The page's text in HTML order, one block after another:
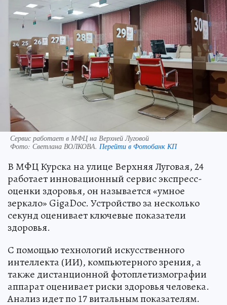
Сервис работает в МФЦ на Верхней Луговой
Фото: Светлана ВОЛКОВА. Перейти в Фотобанк КП
В МФЦ Курска на улице Верхняя Луговая, 24
работает инновационный сервис экспресс-
оценки здоровья, он называется «умное
зеркало» GigaDoc. Устройство за несколько
секунд оценивает ключевые показатели
здоровья.
С помощью технологий искусственного
интеллекта (ИИ), компьютерного зрения, а
также дистанционной фотоплетизмографии
аппарат оценивает риски здоровья человека.
Анализ идет по 17 витальным показателям.